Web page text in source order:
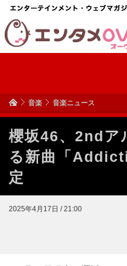
音楽 音楽ニュース
櫻坂46、2ndア
る新曲「
定
2025年4月17日 / 21:00